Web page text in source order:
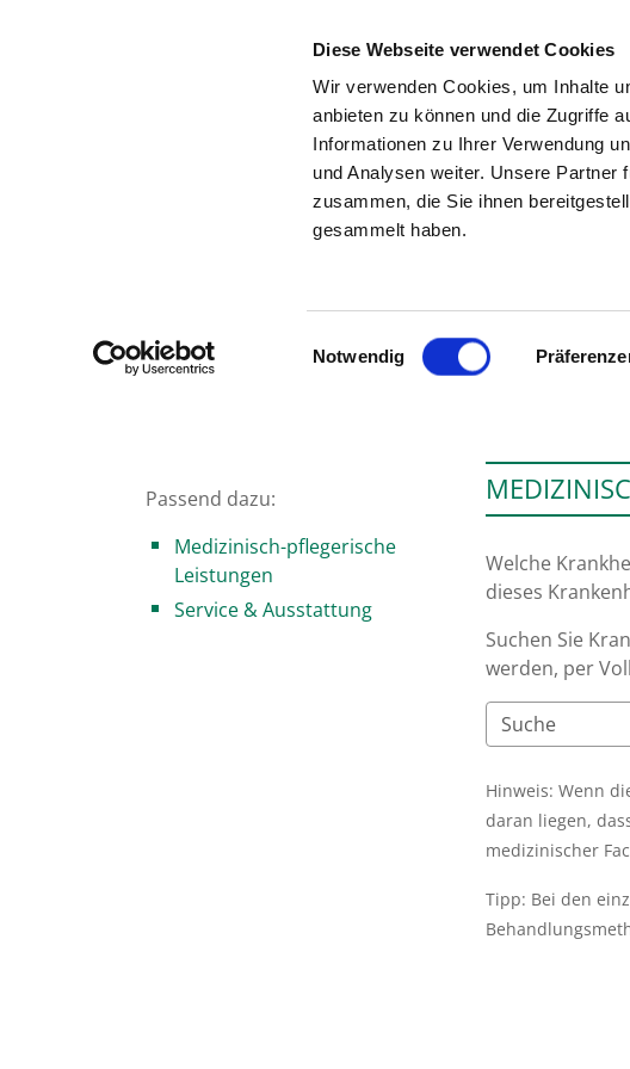
Diese Webseite verwendet Cookies
Wir verwenden Cookies, um Inhalte
anbieten zu können und die Zugriffe
Informationen zu Ihrer Verwendung
und Analysen weiter. Unsere Partner
zusammen, die Sie ihnen
gesammelt haben.
Einwilligungsauswahl
Notwendig
Zur Krankenhaus-Startseite
Passend dazu:
Medizinisch-pflegerische
Leistungen
Service & Ausstattung
Welche
dieses
Suchen Sie
werden, per
Hinweis: Wenn
daran liegen,
medizinischer
Tipp: Bei den